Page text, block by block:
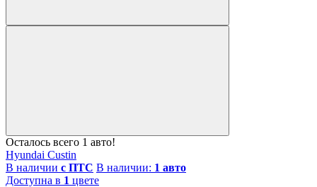
Осталось всего 1 авто!
Hyundai Custin
В наличии с ПТС В наличии: 1 авто
Доступна в 1 цвете